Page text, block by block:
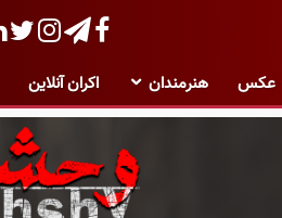
عکس هنرمندان اکران آنلاین